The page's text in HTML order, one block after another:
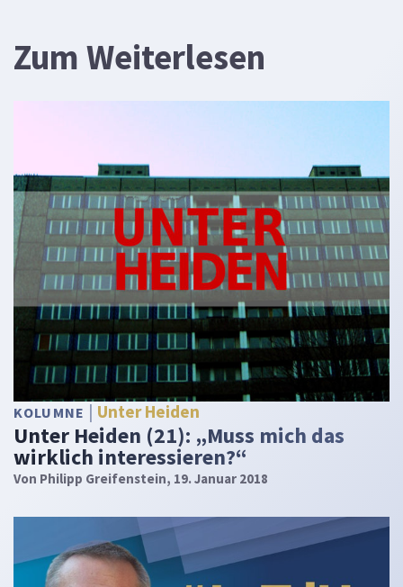
Zum Weiterlesen
KOLUMNE Unter Heiden
Unter Heiden (21): „Muss mich das
wirklich interessieren?“
Von Philipp Greifenstein, 19. Januar 2018